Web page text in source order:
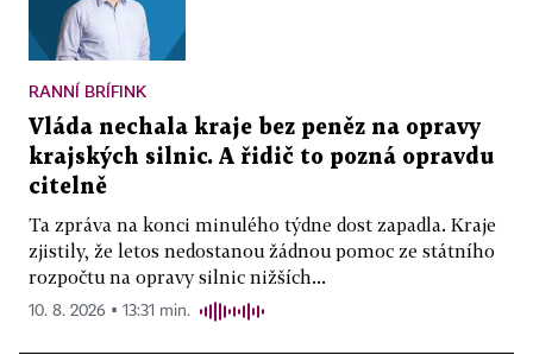
RANNÍ BRÍFINK
Vláda nechala kraje bez peněz na opravy
krajských silnic. A řidič to pozná opravdu
citelně
Ta zpráva na konci minulého týdne dost zapadla. Kraje
zjistily, že letos nedostanou žádnou pomoc ze státního
rozpočtu na opravy silnic nižších...
10. 8. 2026 ▪ 13:31 min.